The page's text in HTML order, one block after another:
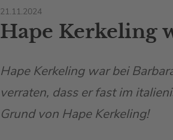
21.11.2024
Hape Kerkeling
Hape Kerkeling war bei
verraten, dass er fast im
Grund von Hape Kerkeling!